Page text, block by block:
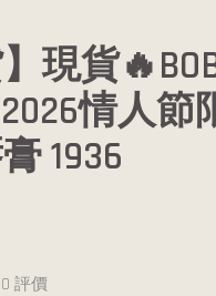
現貨
情人節
1936
0 評價